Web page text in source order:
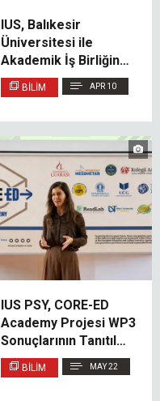
IUS, Balıkesir
Üniversitesi ile
Akademik İş Birliğini
Öğretim Üyelerinin
Ziyaretleriyle
BILIM APR 10
IUS PSY, CORE-ED
Academy Projesi WP3
Sonuçlarının Tanıtıldığı
Yaygınlaştırma
Etkinliğini
BILIM MAY 22